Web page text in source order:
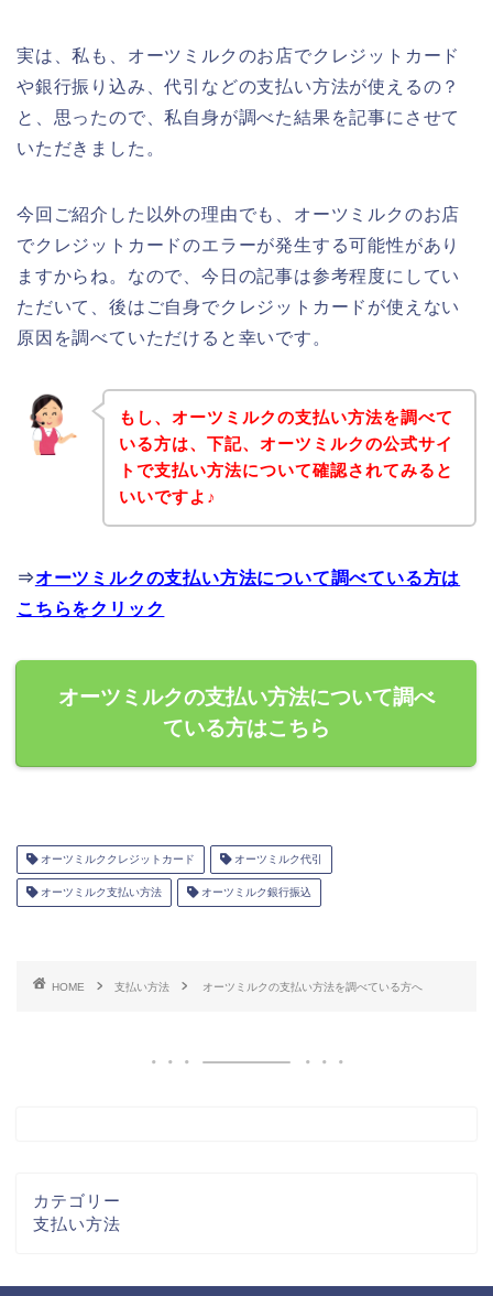
実は、私も、オーツミルクのお店でクレジットカード
や銀行振り込み、代引などの支払い方法が使えるの？
と、思ったので、私自身が調べた結果を記事にさせて
いただきました。
今回ご紹介した以外の理由でも、オーツミルクのお店
でクレジットカードのエラーが発生する可能性があり
ますからね。なので、今日の記事は参考程度にしてい
ただいて、後はご自身でクレジットカードが使えない
原因を調べていただけると幸いです。
もし、オーツミルクの支払い方法を調べて
いる方は、下記、オーツミルクの公式サイ
トで支払い方法について確認されてみると
いいですよ♪
⇒オーツミルクの支払い方法について調べている方は
こちらをクリック
オーツミルクの支払い方法について調べ
ている方はこちら
オーツミルククレジットカード オーツミルク代引
オーツミルク支払い方法 オーツミルク銀行振込
HOME 支払い方法 オーツミルクの支払い方法を調べている方へ
カテゴリー
支払い方法